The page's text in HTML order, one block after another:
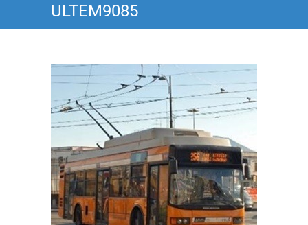
ULTEM9085